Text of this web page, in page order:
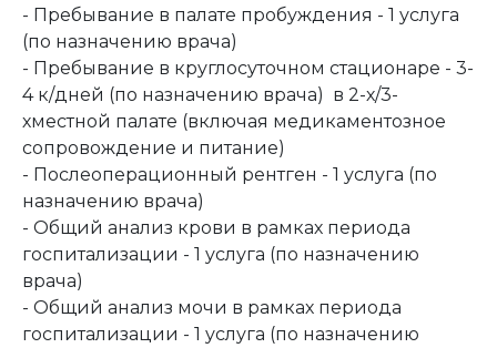
- Пребывание в палате пробуждения - 1 услуга
(по назначению врача)
- Пребывание в круглосуточном стационаре - 3-
4 к/дней (по назначению врача) в 2-х/3-
хместной палате (включая медикаментозное
сопровождение и питание)
- Послеоперационный рентген - 1 услуга (по
назначению врача)
- Общий анализ крови в рамках периода
госпитализации - 1 услуга (по назначению
врача)
- Общий анализ мочи в рамках периода
госпитализации - 1 услуга (по назначению